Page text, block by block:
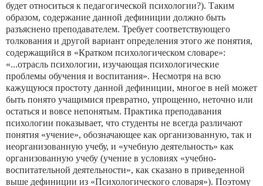
будет относиться к педагогической психо­логии?). Таким
образом, содержание данной дефиниции должно быть
разъяснено преподавателем. Требует соответствующего
толкования и другой вариант определения этого же понятия,
со­держащийся в «Кратком психологическом словаре»:
«...отрасль психологии, изучающая психологические
проблемы обучения и воспитания». Несмотря на всю
кажущуюся простоту данной де­финиции, многое в ней может
быть понято учащимися преврат­но, упрощенно, неточно или
остаться и вовсе непонятым. Прак­тика преподавания
психологии показывает, что студенты не все­гда различают
понятия «учение», обозначающее как организо­ванную, так и
неорганизованную учебу, и «учебную деятельность» как
организованную учебу (учение в условиях «учебно-
воспитательной деятельности», как сказано в приведенной
выше дефиниции из «Психологического словаря»). Поэтому